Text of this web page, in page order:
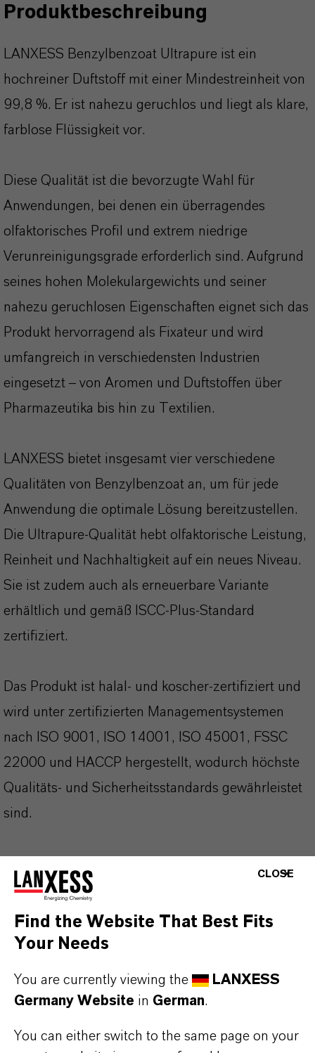
Produktbeschreibung
LANXESS Benzylbenzoat Ultrapure ist ein
hochreiner Duftstoff mit einer Mindestreinheit von
99,8 %. Er ist nahezu geruchlos und liegt als klare,
farblose Flüssigkeit vor.
Diese Qualität ist die bevorzugte Wahl für
Anwendungen, bei denen ein überragendes
olfaktorisches Profil und extrem niedrige
Verunreinigungsgrade erforderlich sind. Aufgrund
seines hohen Molekulargewichts und seiner
nahezu geruchlosen Eigenschaften eignet sich das
Produkt hervorragend als Fixateur und wird
umfangreich in verschiedensten Industrien
eingesetzt – von Aromen und Duftstoffen über
Pharmazeutika bis hin zu Textilien.
LANXESS bietet insgesamt vier verschiedene
Qualitäten von Benzylbenzoat an, um für jede
Anwendung die optimale Lösung bereitzustellen.
Die Ultrapure-Qualität hebt olfaktorische Leistung,
Reinheit und Nachhaltigkeit auf ein neues Niveau.
Sie ist zudem auch als erneuerbare Variante
erhältlich und gemäß ISCC-Plus-Standard
zertifiziert.
Das Produkt ist halal- und koscher-zertifiziert und
wird unter zertifizierten Managementsystemen
nach ISO 9001, ISO 14001, ISO 45001, FSSC
22000 und HACCP hergestellt, wodurch höchste
Qualitäts- und Sicherheitsstandards gewährleistet
sind.
Lagerung und Verarbeitung geeignete Maßnahmen
getroffen werden, um den Kontakt mit Luft zu
minimieren.
Anwendungsbereiche:
Aromen
CLOSE
Find the Website That Best Fits
Your Needs
You are currently viewing the
LANXESS
Germany Website in German.
You can either switch to the same page on your